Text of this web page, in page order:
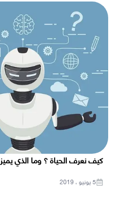
كيف نعرف الحياة ؟ وما الذي يميز
5 يونيو ، 2019